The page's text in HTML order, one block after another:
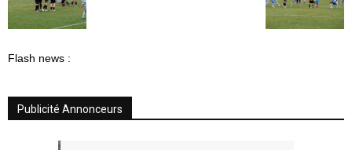
Flash news :
Publicité Annonceurs